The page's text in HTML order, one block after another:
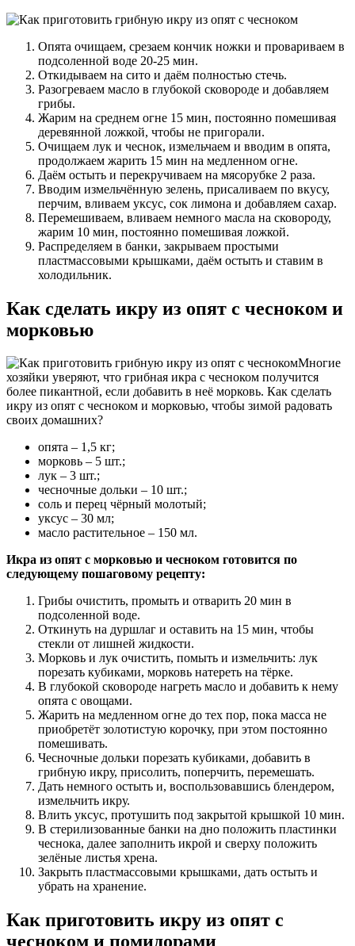
Опята очищаем, срезаем кончик ножки и провариваем в
подсоленной воде 20-25 мин.
Откидываем на сито и даём полностью стечь.
Разогреваем масло в глубокой сковороде и добавляем
грибы.
Жарим на среднем огне 15 мин, постоянно помешивая
деревянной ложкой, чтобы не пригорали.
Очищаем лук и чеснок, измельчаем и вводим в опята,
продолжаем жарить 15 мин на медленном огне.
Даём остыть и перекручиваем на мясорубке 2 раза.
Вводим измельчённую зелень, присаливаем по вкусу,
перчим, вливаем уксус, сок лимона и добавляем сахар.
Перемешиваем, вливаем немного масла на сковороду,
жарим 10 мин, постоянно помешивая ложкой.
Распределяем в банки, закрываем простыми
пластмассовыми крышками, даём остыть и ставим в
холодильник.
Как сделать икру из опят с чесноком и
морковью
Многие
хозяйки уверяют, что грибная икра с чесноком получится
более пикантной, если добавить в неё морковь. Как сделать
икру из опят с чесноком и морковью, чтобы зимой радовать
своих домашних?
опята – 1,5 кг;
морковь – 5 шт.;
лук – 3 шт.;
чесночные дольки – 10 шт.;
соль и перец чёрный молотый;
уксус – 30 мл;
масло растительное – 150 мл.
Икра из опят с морковью и чесноком готовится по
следующему пошаговому рецепту:
Грибы очистить, промыть и отварить 20 мин в
подсоленной воде.
Откинуть на дуршлаг и оставить на 15 мин, чтобы
стекли от лишней жидкости.
Морковь и лук очистить, помыть и измельчить: лук
порезать кубиками, морковь натереть на тёрке.
В глубокой сковороде нагреть масло и добавить к нему
опята с овощами.
Жарить на медленном огне до тех пор, пока масса не
приобретёт золотистую корочку, при этом постоянно
помешивать.
Чесночные дольки порезать кубиками, добавить в
грибную икру, присолить, поперчить, перемешать.
Дать немного остыть и, воспользовавшись блендером,
измельчить икру.
Влить уксус, протушить под закрытой крышкой 10 мин.
В стерилизованные банки на дно положить пластинки
чеснока, далее заполнить икрой и сверху положить
зелёные листья хрена.
Закрыть пластмассовыми крышками, дать остыть и
убрать на хранение.
Как приготовить икру из опят с
чесноком и помидорами